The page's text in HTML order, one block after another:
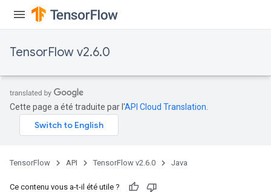
TensorFlow v2.6.0
Cette page a été traduite par l'API Cloud Translation
TensorFlow API TensorFlow v2.6.0 Java
Ce contenu vous a-t-il été utile ?